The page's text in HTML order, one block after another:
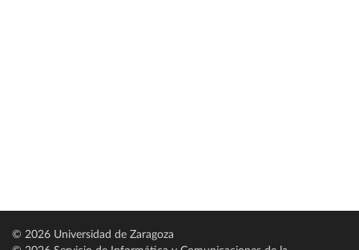
© 2026 Universidad de Zaragoza